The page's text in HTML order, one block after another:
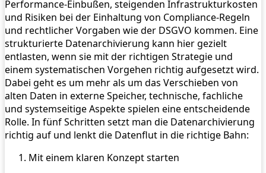
Performance-Einbußen, steigenden Infrastrukturkosten
und Risiken bei der Einhaltung von Compliance-Regeln
und rechtlicher Vorgaben wie der DSGVO kommen. Eine
strukturierte Datenarchivierung kann hier gezielt
entlasten, wenn sie mit der richtigen Strategie und
einem systematischen Vorgehen richtig aufgesetzt wird.
Dabei geht es um mehr als um das Verschieben von
alten Daten in externe Speicher, technische, fachliche
und systemseitige Aspekte spielen eine entscheidende
Rolle. In fünf Schritten setzt man die Datenarchivierung
richtig auf und lenkt die Datenflut in die richtige Bahn:
Mit einem klaren Konzept starten